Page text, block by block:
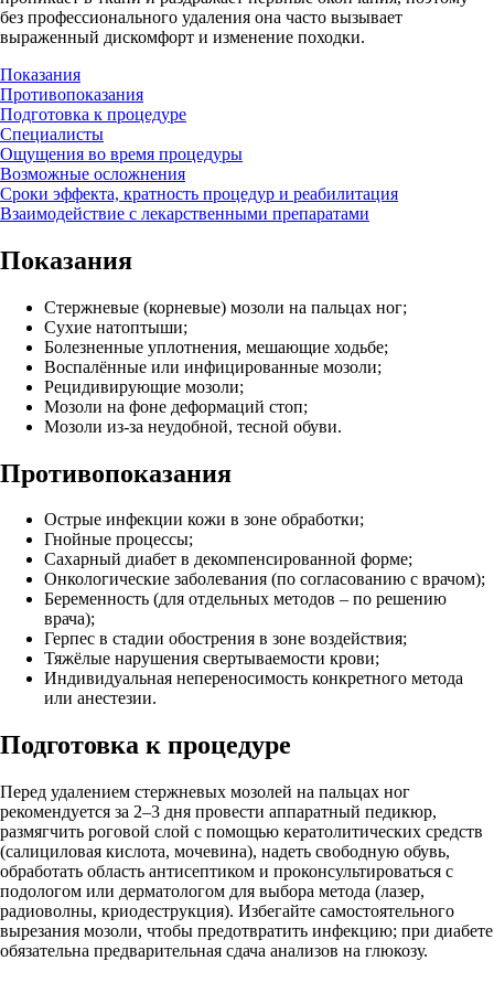
без профессионального удаления она часто вызывает
выраженный дискомфорт и изменение походки.
Показания
Противопоказания
Подготовка к процедуре
Специалисты
Ощущения во время процедуры
Возможные осложнения
Сроки эффекта, кратность процедур и реабилитация
Взаимодействие с лекарственными препаратами
Показания
Стержневые (корневые) мозоли на пальцах ног;
Сухие натоптыши;
Болезненные уплотнения, мешающие ходьбе;
Воспалённые или инфицированные мозоли;
Рецидивирующие мозоли;
Мозоли на фоне деформаций стоп;
Мозоли из‑за неудобной, тесной обуви.
Противопоказания
Острые инфекции кожи в зоне обработки;
Гнойные процессы;
Сахарный диабет в декомпенсированной форме;
Онкологические заболевания (по согласованию с врачом);
Беременность (для отдельных методов – по решению
врача);
Герпес в стадии обострения в зоне воздействия;
Тяжёлые нарушения свертываемости крови;
Индивидуальная непереносимость конкретного метода
или анестезии.
Подготовка к процедуре
Перед удалением стержневых мозолей на пальцах ног
рекомендуется за 2–3 дня провести аппаратный педикюр,
размягчить роговой слой с помощью кератолитических средств
(салициловая кислота, мочевина), надеть свободную обувь,
обработать область антисептиком и проконсультироваться с
подологом или дерматологом для выбора метода (лазер,
радиоволны, криодеструкция). Избегайте самостоятельного
вырезания мозоли, чтобы предотвратить инфекцию; при диабете
обязательна предварительная сдача анализов на глюкозу.